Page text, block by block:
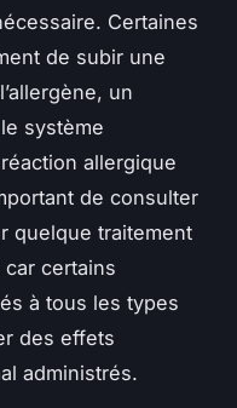
Certaines
de subir une
un
système
allergique
de consulter
quelque traitement
certains
à tous les types
des effets
administrés.